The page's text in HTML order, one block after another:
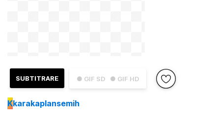
● GIF SD ● GIF HD
SUBTITRARE
Kkarakaplansemih